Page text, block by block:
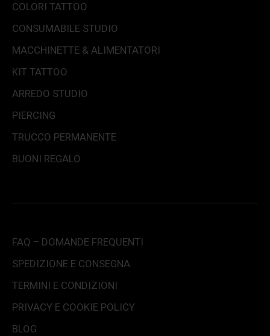
COLORI TATTOO
CONSUMABILE STUDIO
MACCHINETTE & ALIMENTATORI
KIT TATTOO
ARREDO STUDIO
PIERCING
TRUCCO PERMANENTE
BUONI REGALO
FAQ – DOMANDE FREQUENTI
SPEDIZIONE E CONSEGNA
TERMINI E CONDIZIONI
PRIVACY E COOKIE POLICY
BLOG